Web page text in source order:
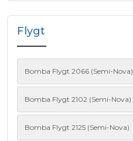
Flygt
Bomba Flygt 2066 (Semi-Nova)
Bomba Flygt 2102 (Semi-Nova)
Bomba Flygt 2125 (Semi-Nova)